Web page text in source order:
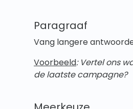
Paragraaf
Vang langere
Voorbeeld: Vertel ons
de laatste campagne?